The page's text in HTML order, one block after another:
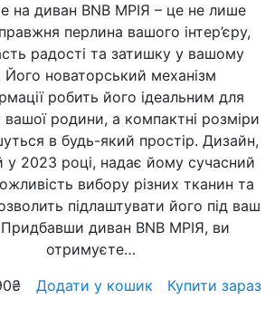
на диван BNB МРІЯ – це не лише
перлина вашого інтер’єру,
радості та затишку у вашому
Його новаторський механізм
робить його ідеальним для
вашої родини, а компактні розміри
в будь-який простір. Дизайн,
у 2023 році, надає йому сучасний
вибору різних тканин та
підлаштувати його під ваш
диван BNB МРІЯ, ви
отримуєте…
₴ Додати у кошик Купити зараз